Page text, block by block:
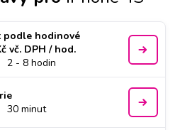
podle hodinové
vč. DPH / hod.
2 - 8 hodin
30 minut